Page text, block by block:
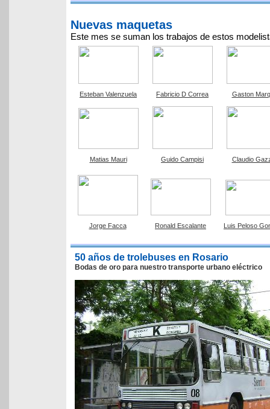
Nuevas maquetas
Este mes se suman los trabajos de estos
Esteban Valenzuela Fabricio D Correa Gaston
Matias Mauri Guido Campisi Claudio
Jorge Facca Ronald Escalante Luis Peloso
50 años de trolebuses en Rosario
Bodas de oro para nuestro transporte urbano eléctrico